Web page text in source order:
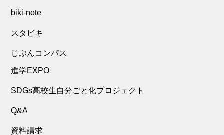
biki-note
スタビキ
じぶんコンパス
進学EXPO
SDGs高校生自分ごと化プロジェクト
Q&A
資料請求